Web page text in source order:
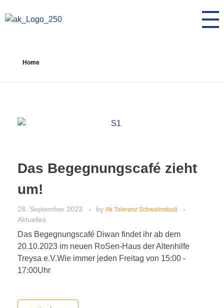
Home
Das Begegnungscafé zieht
um!
28. September 2023 by Ak Toleranz Schwalmstadt
Aktuelles
Das Begegnungscafé Diwan findet ihr ab dem
20.10.2023 im neuen RoSen-Haus der Altenhilfe
Treysa e.V.Wie immer jeden Freitag von 15:00 -
17:00Uhr